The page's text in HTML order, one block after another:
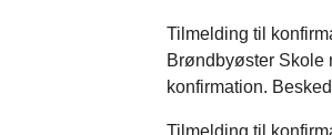
Tilmelding til
Brøndbyøster Skole
konfirmation.
Tilmelding til